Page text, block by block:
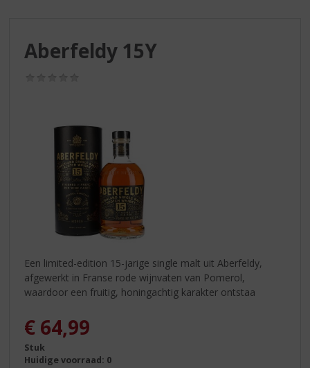
Aberfeldy 15Y
Een limited-edition 15-jarige single malt uit Aberfeldy,
afgewerkt in Franse rode wijnvaten van Pomerol,
waardoor een fruitig, honingachtig karakter ontstaa
€ 64,99
Stuk
Huidige voorraad: 0